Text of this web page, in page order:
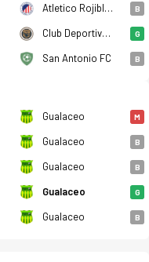
Atletico Rojiblanco B
Club Deportivo Cuenca Juniors G
San Antonio FC B
Gualaceo M
Gualaceo B
Gualaceo B
Gualaceo G
Gualaceo B